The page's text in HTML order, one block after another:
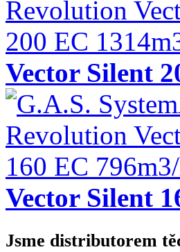
Vector Silent
Vector Silent
Jsme distributorem